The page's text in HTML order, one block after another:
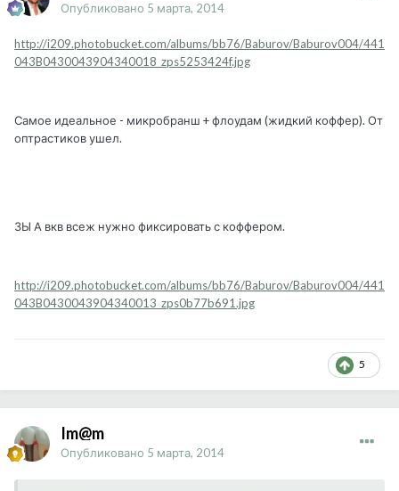
Опубликовано 5 марта, 2014
http://i209.photobucket.com/albums/bb76/Baburov/Baburov004/441
043B0430043904340018_zps5253424f.jpg
Самое идеальное - микробранш + флоудам (жидкий коффер). От
оптрастиков ушел.
ЗЫ А вкв всеж нужно фиксировать с коффером.
http://i209.photobucket.com/albums/bb76/Baburov/Baburov004/441
043B0430043904340013_zps0b77b691.jpg
5
Im@m
Опубликовано 5 марта, 2014